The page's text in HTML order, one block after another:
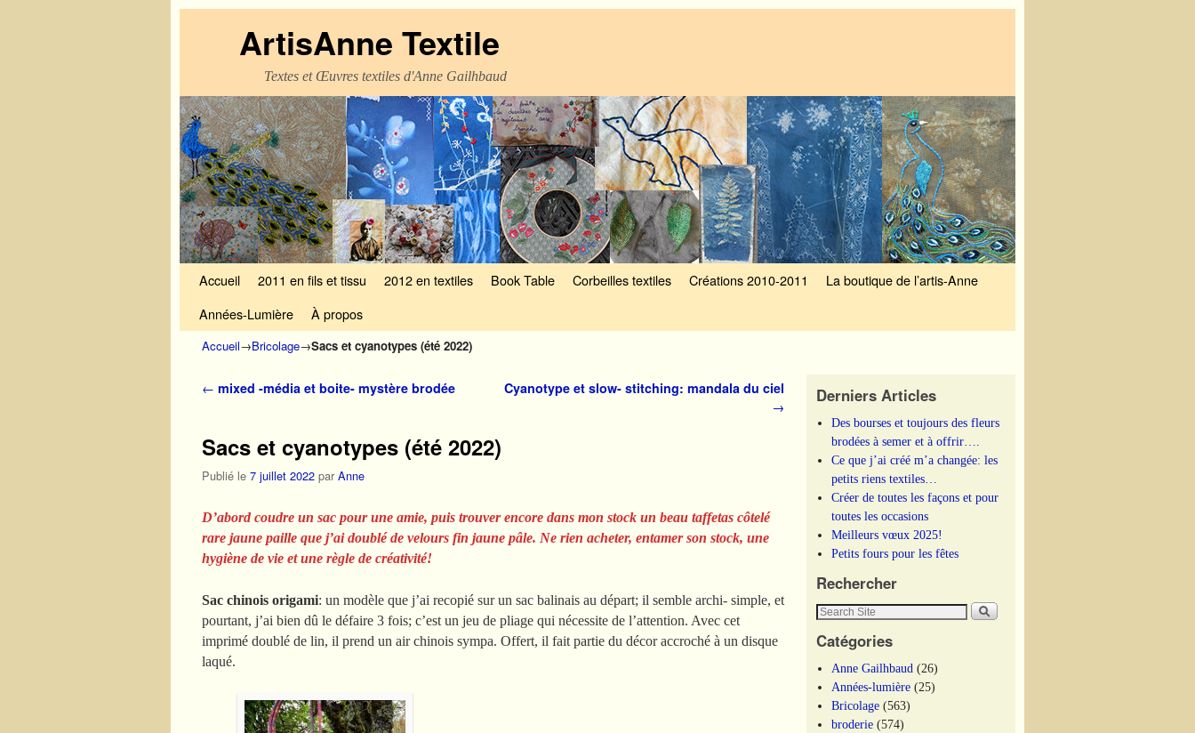
ArtisAnne Textile
Textes et Œuvres textiles d'Anne Gailhbaud
Accueil 2011 en fils et tissu 2012 en textiles Book Table Corbeilles textiles Créations 2010-2011
La boutique de l’artis-Anne
Années-Lumière
À propos
Accueil→Bricolage→Sacs et cyanotypes (été 2022)
Navigation des articles
← mixed -média et boite- mystère brodée
Cyanotype et slow- stitching: mandala du ciel
→
Sacs et cyanotypes (été 2022)
Publié le 7 juillet 2022 par Anne
D’abord coudre un sac pour une amie, puis trouver encore dans mon stock un beau taffetas côtelé
rare jaune paille que j’ai doublé de velours fin jaune pâle. Ne rien acheter, entamer son stock, une
hygiène de vie et une règle de créativité!
Sac chinois origami: un modèle que j’ai recopié sur un sac balinais au départ; il semble archi- simple, et
pourtant, j’ai bien dû le défaire 3 fois; c’est un jeu de pliage qui nécessite de l’attention. Avec cet
imprimé doublé de lin, il prend un air chinois sympa. Offert, il fait partie du décor accroché à un disque
laqué.
Derniers Articles
Des bourses et toujours des fleurs
brodées à semer et à offrir….
Ce que j’ai créé m’a changée: les
petits riens textiles…
Créer de toutes les façons et pour
toutes les occasions
Meilleurs vœux 2025!
Petits fours pour les fêtes
Rechercher
Catégories
Anne Gailhbaud (26)
Années-lumière (25)
Bricolage (563)
broderie (574)